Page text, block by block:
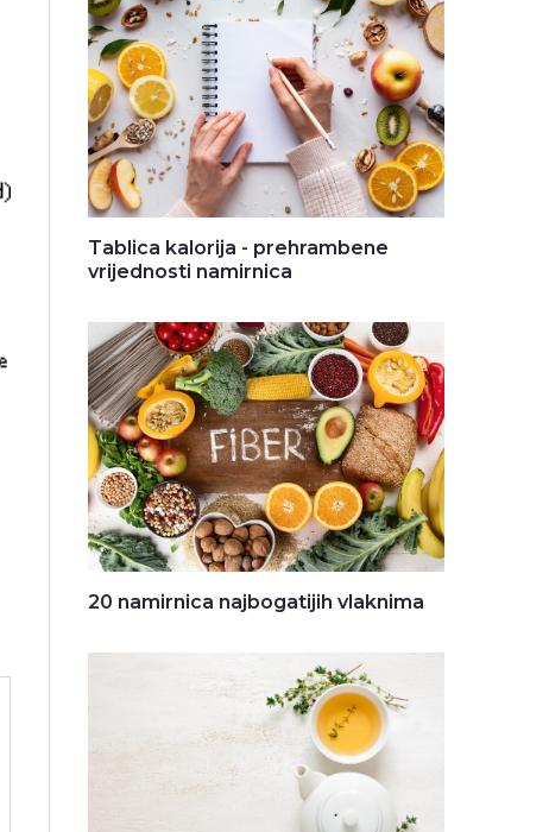
Tablica kalorija - prehrambene
vrijednosti namirnica
20 namirnica najbogatijih vlaknima